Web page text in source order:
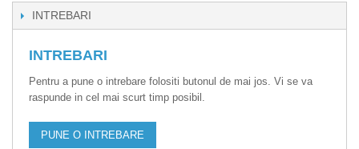
INTREBARI
INTREBARI
Pentru a pune o intrebare folositi butonul de mai jos. Vi se va
raspunde in cel mai scurt timp posibil.
PUNE O INTREBARE